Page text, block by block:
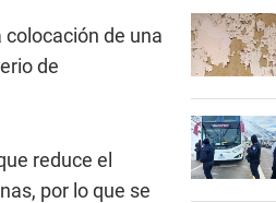
de una
de
reduce el
por lo que se